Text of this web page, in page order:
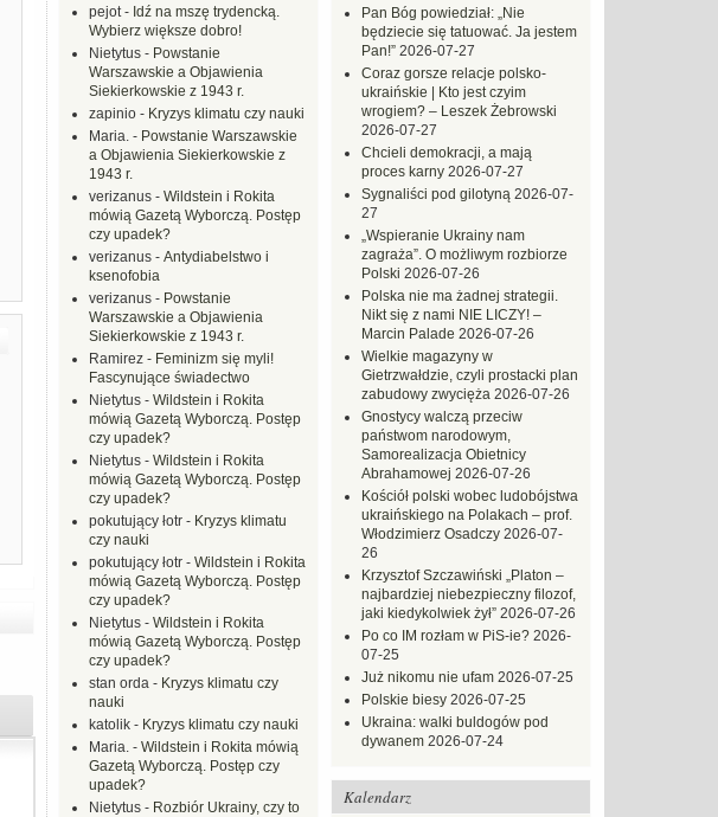
Pan Bóg powiedział: „Nie
będziecie się tatuować. Ja jestem
Pan!” 2026-07-27
Coraz gorsze relacje polsko-
ukraińskie | Kto jest czyim
wrogiem? – Leszek Żebrowski
2026-07-27
Chcieli demokracji, a mają
proces karny 2026-07-27
Sygnaliści pod gilotyną 2026-07-
27
„Wspieranie Ukrainy nam
zagraża”. O możliwym rozbiorze
Polski 2026-07-26
Polska nie ma żadnej strategii.
Nikt się z nami NIE LICZY! –
Marcin Palade 2026-07-26
Wielkie magazyny w
Gietrzwałdzie, czyli prostacki plan
zabudowy zwycięża 2026-07-26
Gnostycy walczą przeciw
państwom narodowym,
Samorealizacja Obietnicy
Abrahamowej 2026-07-26
Kościół polski wobec ludobójstwa
ukraińskiego na Polakach – prof.
Włodzimierz Osadczy 2026-07-
26
Krzysztof Szczawiński „Platon –
najbardziej niebezpieczny filozof,
jaki kiedykolwiek żył” 2026-07-26
Po co IM rozłam w PiS-ie? 2026-
07-25
Już nikomu nie ufam 2026-07-25
Polskie biesy 2026-07-25
Ukraina: walki buldogów pod
dywanem 2026-07-24
Kalendarz
pejot- Idź na mszę trydencką.
Wybierz większe dobro!
Nietytus - Powstanie
Warszawskie a Objawienia
Siekierkowskie z 1943 r.
zapinio - Kryzys klimatu czy nauki
Maria. - Powstanie Warszawskie
a Objawienia Siekierkowskie z
1943 r.
verizanus - Wildstein i Rokita
mówią Gazetą Wyborczą. Postęp
czy upadek?
verizanus - Antydiabelstwo i
ksenofobia
verizanus - Powstanie
Warszawskie a Objawienia
Siekierkowskie z 1943 r.
Ramirez - Feminizm się myli!
Fascynujące świadectwo
Nietytus - Wildstein i Rokita
mówią Gazetą Wyborczą. Postęp
czy upadek?
Nietytus - Wildstein i Rokita
mówią Gazetą Wyborczą. Postęp
czy upadek?
pokutujący łotr - Kryzys klimatu
czy nauki
pokutujący łotr - Wildstein i Rokita
mówią Gazetą Wyborczą. Postęp
czy upadek?
Nietytus - Wildstein i Rokita
mówią Gazetą Wyborczą. Postęp
czy upadek?
stan orda - Kryzys klimatu czy
nauki
katolik - Kryzys klimatu czy nauki
Maria. - Wildstein i Rokita mówią
Gazetą Wyborczą. Postęp czy
upadek?
Nietytus - Rozbiór Ukrainy, czy to